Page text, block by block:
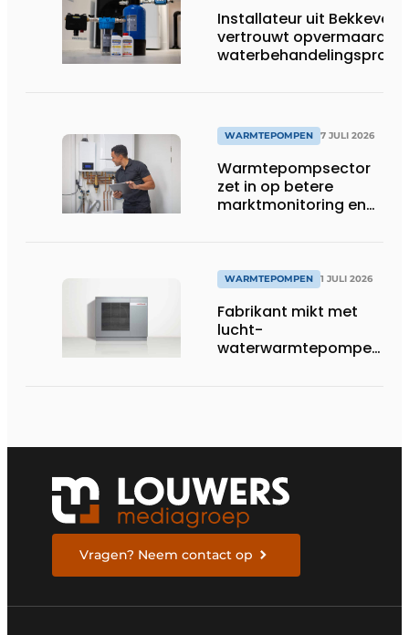
Installateur uit
vertrouwt opvermaarde
WARMTEPOMPEN 7 JULI 2026
Warmtepompsector
zet in op betere
marktmonitoring en
WARMTEPOMPEN 1 JULI 2026
Fabrikant mikt met
lucht-
waterwarmtepompen
Vragen? Neem contact op